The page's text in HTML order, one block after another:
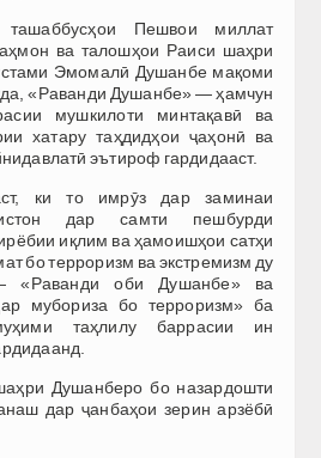
Пешвои миллат
ва талошҳои Раиси шаҳри
Эмомалӣ Душанбе мақоми
«Раванди Душанбе» — ҳамчун
мушкилоти минтақавӣ ва
хатару таҳдидҳои ҷаҳонӣ ва
эътироф гардидааст.
ки то имрӯз дар заминаи
дар самти пешбурди
иқлим ва ҳамоишҳои сатҳи
бо терроризм ва экстремизм ду
«Раванди оби Душанбе» ва
мубориза бо терроризм» ба
таҳлилу баррасии ин
Душанберо бо назардошти
дар ҷанбаҳои зерин арзёбӣ